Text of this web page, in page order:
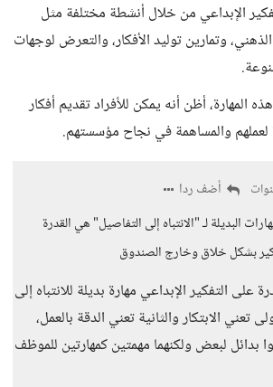
الإبداعي من خلال أنشطة مختلفة مثل
وتمارين توليد الأفكار، والتعرض لوجهات
المهارة، أظن أنه يمكن للأفراد تقديم أفكار
والمساهمة في نجاح مؤسستهم.
أضف ردا
البديلة لـ "الانتباه إلى التفاصيل" هي القدرة
بشكل خلاق وخارج الصندوق
على التفكير الإبداعي مهارة بديلة للانتباه إلى
تعني الابتكار والثانية تعني الدقة بالعمل،
بدائل لبعض ولكنهما مهمتين كمهارتين للموظف